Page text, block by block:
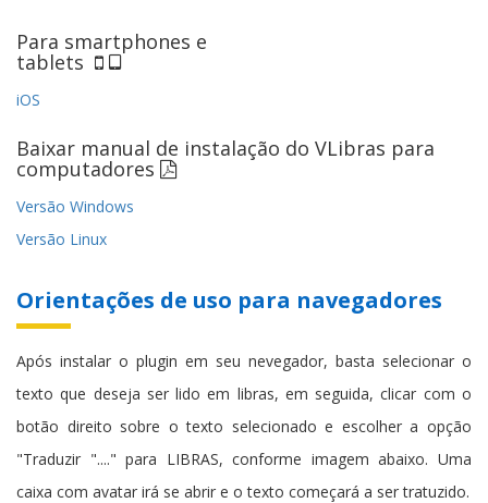
Para smartphones e
tablets
iOS
Baixar manual de instalação do VLibras para
computadores
Versão Windows
Versão Linux
Orientações de uso para navegadores
Após instalar o plugin em seu nevegador, basta selecionar o
texto que deseja ser lido em libras, em seguida, clicar com o
botão direito sobre o texto selecionado e escolher a opção
"Traduzir "...." para LIBRAS, conforme imagem abaixo. Uma
caixa com avatar irá se abrir e o texto começará a ser tratuzido.